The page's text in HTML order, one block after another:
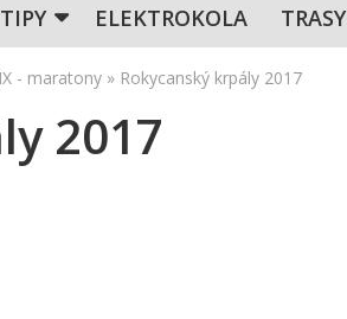
ELEKTROKOLA TRASY
- maratony » Rokycanský krpály 2017
2017